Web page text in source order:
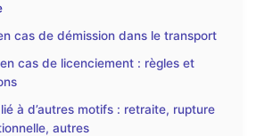
cas de démission dans le transport
cas de licenciement : règles et
à d’autres motifs : retraite, rupture
autres